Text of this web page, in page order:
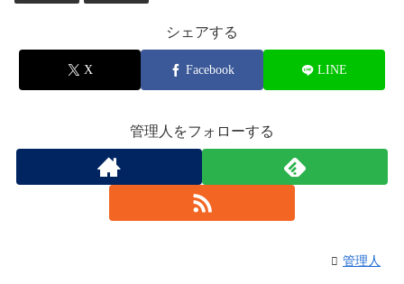
シェアする
X Facebook LINE
管理人をフォローする
管理人